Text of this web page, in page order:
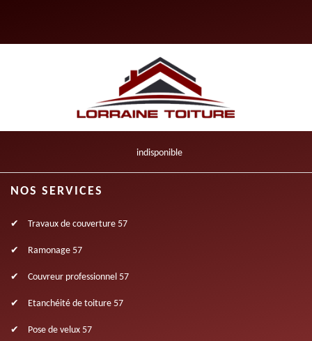
indisponible
NOS SERVICES
Travaux de couverture 57
Ramonage 57
Couvreur professionnel 57
Etanchéité de toiture 57
Pose de velux 57